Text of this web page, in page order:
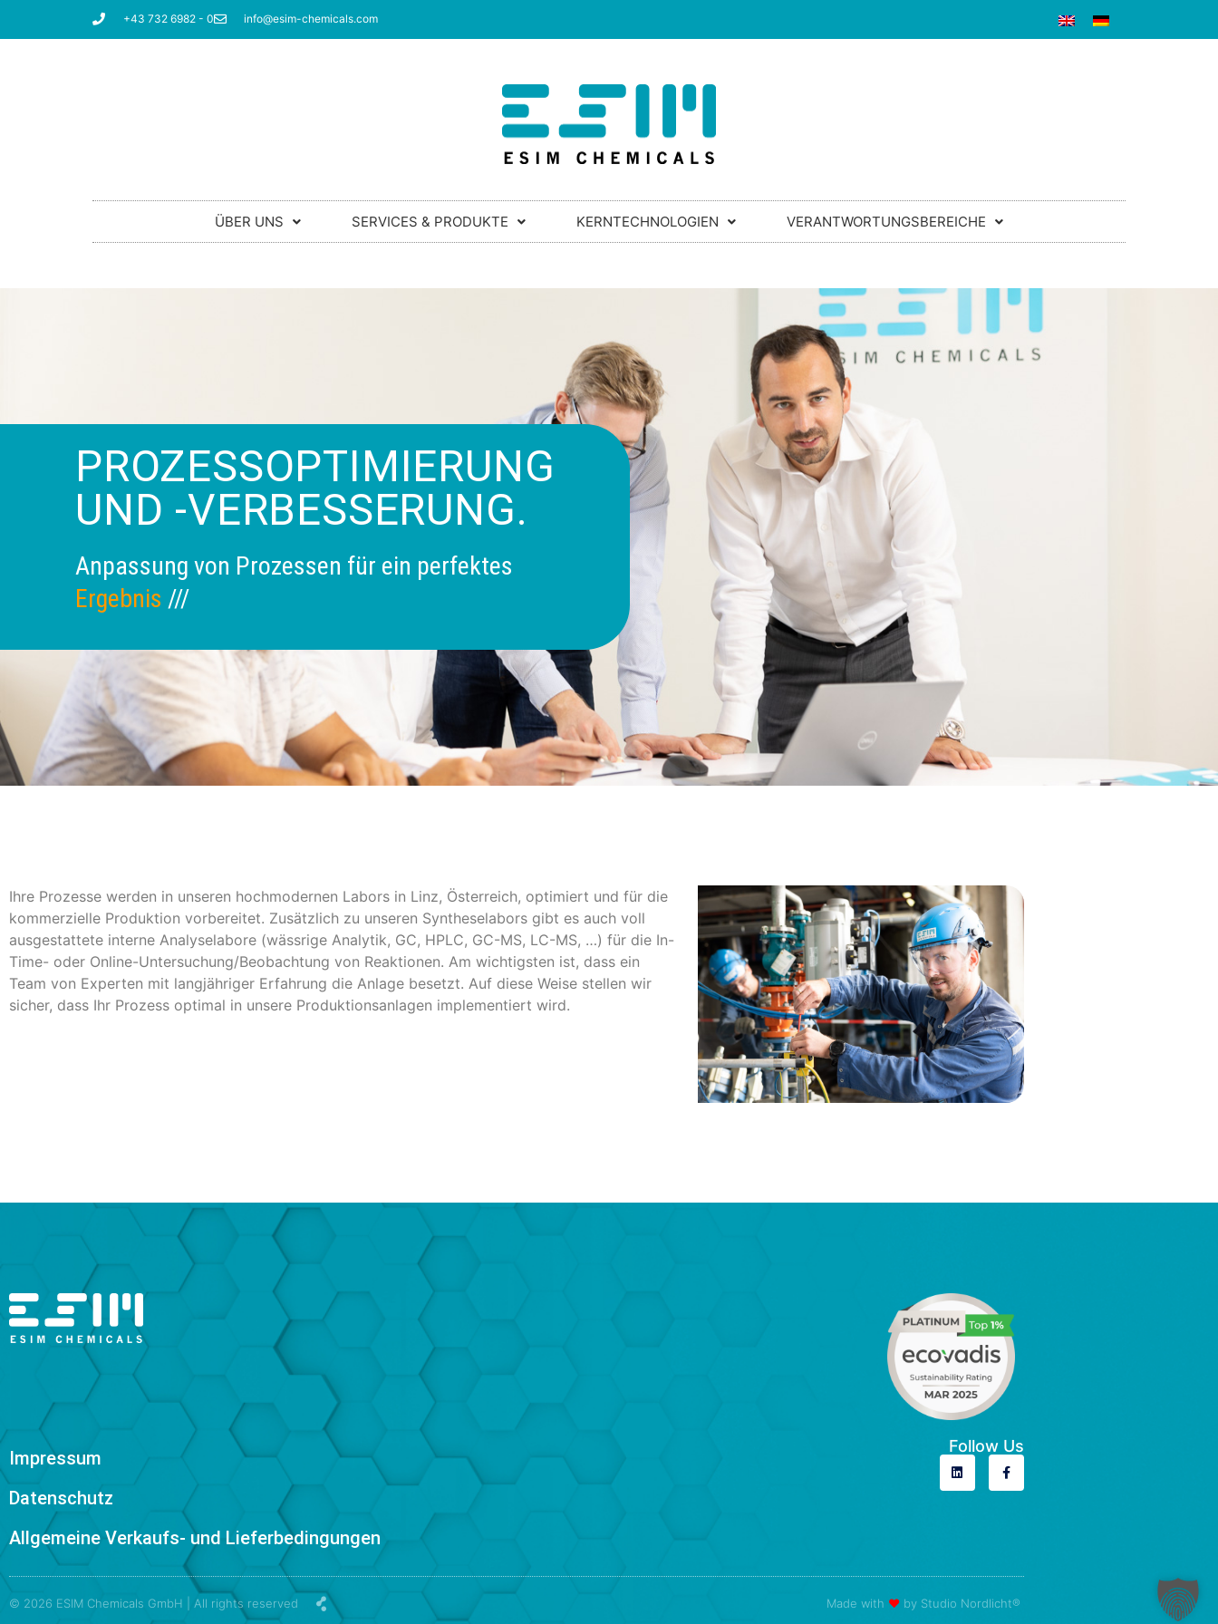
+43 732 6982 - 0 info@esim-chemicals.com
ÜBER UNS SERVICES & PRODUKTE KERNTECHNOLOGIEN VERANTWORTUNGSBEREICHE
PROZESSOPTIMIERUNG
UND -VERBESSERUNG.
Anpassung von Prozessen für ein perfektes
Ergebnis ///
Ihre Prozesse werden in unseren hochmodernen Labors in Linz, Österreich, optimiert und für die
kommerzielle Produktion vorbereitet. Zusätzlich zu unseren Syntheselabors gibt es auch voll
ausgestattete interne Analyselabore (wässrige Analytik, GC, HPLC, GC-MS, LC-MS, …) für die In-
Time- oder Online-Untersuchung/Beobachtung von Reaktionen. Am wichtigsten ist, dass ein
Team von Experten mit langjähriger Erfahrung die Anlage besetzt. Auf diese Weise stellen wir
sicher, dass Ihr Prozess optimal in unsere Produktionsanlagen implementiert wird.
Impressum
Datenschutz
Allgemeine Verkaufs- und Lieferbedingungen
Follow Us
© 2026 ESIM Chemicals GmbH | All rights reserved Made with ❤ by Studio Nordlicht®